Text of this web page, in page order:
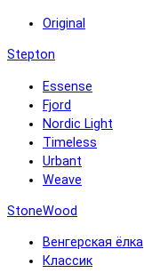
Original
Stepton
Essense
Fjord
Nordic Light
Timeless
Urbant
Weave
StoneWood
Венгерская ёлка
Классик